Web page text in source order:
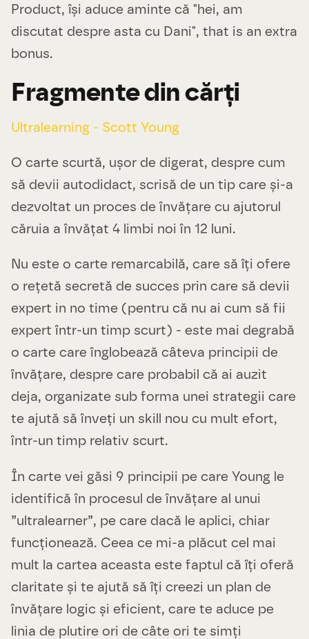
Product, își aduce aminte că "hei, am
discutat despre asta cu Dani", that is an extra
bonus.
Fragmente din cărți
Ultralearning - Scott Young
O carte scurtă, ușor de digerat, despre cum
să devii autodidact, scrisă de un tip care și-a
dezvoltat un proces de învățare cu ajutorul
căruia a învățat 4 limbi noi în 12 luni.
Nu este o carte remarcabilă, care să îți ofere
o rețetă secretă de succes prin care să devii
expert in no time (pentru că nu ai cum să fii
expert într-un timp scurt) - este mai degrabă
o carte care înglobează câteva principii de
învățare, despre care probabil că ai auzit
deja, organizate sub forma unei strategii care
te ajută să înveți un skill nou cu mult efort,
într-un timp relativ scurt.
În carte vei găsi 9 principii pe care Young le
identifică în procesul de învățare al unui
”ultralearner”, pe care dacă le aplici, chiar
funcționează. Ceea ce mi-a plăcut cel mai
mult la cartea aceasta este faptul că îți oferă
claritate și te ajută să îți creezi un plan de
învățare logic și eficient, care te aduce pe
linia de plutire ori de câte ori te simți